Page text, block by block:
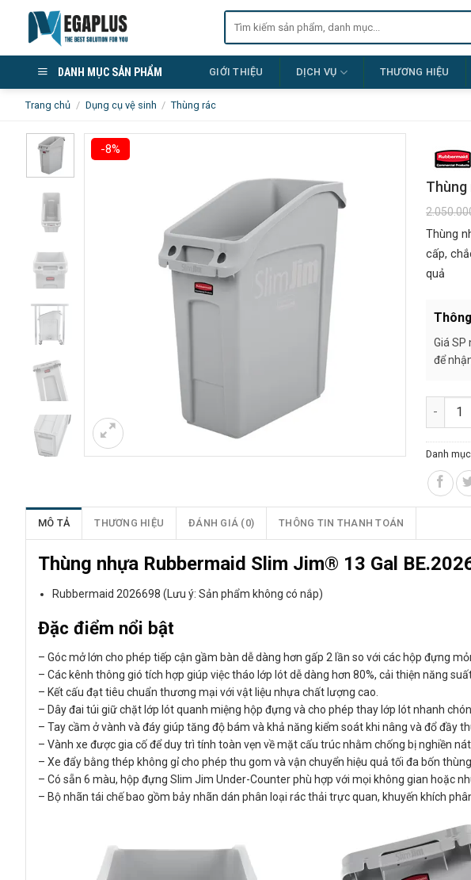
content
Tìm
DANH MỤC SẢN PHẨM GIỚI THIỆU DỊCH VỤ THƯƠNG HIỆU
Trang chủ / Dụng cụ vệ sinh / Thùng rác
-8%
Thùng
Thùng
cấp,
quả
Giá SP
để
Số lượng
Danh
MÔ TẢ THƯƠNG HIỆU ĐÁNH GIÁ (0) THÔNG TIN THANH TOÁN
Thùng nhựa Rubbermaid Slim Jim® 13 Gal
Rubbermaid 2026698 (Lưu ý: Sản phẩm không có nắp)
Đặc điểm nổi bật
– Góc mở lớn cho phép tiếp cận gầm bàn dễ dàng hơn gấp 2 lần so với các hộp đựng
– Các kênh thông gió tích hợp giúp việc tháo lớp lót dễ dàng hơn 80%, cải thiện năng
– Kết cấu đạt tiêu chuẩn thương mại với vật liệu nhựa chất lượng cao.
– Dây đai túi giữ chặt lớp lót quanh miệng hộp đựng và cho phép thay lớp lót nhanh
– Tay cầm ở vành và đáy giúp tăng độ bám và khả năng kiểm soát khi nâng và đổ đầy
– Vành xe được gia cố để duy trì tính toàn vẹn về mặt cấu trúc nhằm chống bị nghiền nát.
– Xe đẩy bằng thép không gỉ cho phép thu gom và vận chuyển hiệu quả tối đa bốn
– Có sẵn 6 màu, hộp đựng Slim Jim Under-Counter phù hợp với mọi không gian hoặc
– Bộ nhãn tái chế bao gồm bảy nhãn dán phân loại rác thải trực quan, khuyến khích